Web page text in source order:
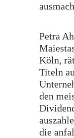
Petra
Köln,
Titeln
den
die